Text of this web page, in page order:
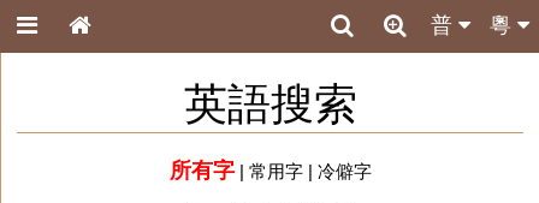
粵
普
英語搜索
所有字| 常用字| 冷僻字